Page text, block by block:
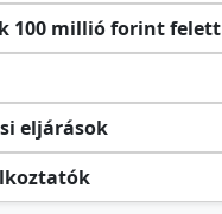
100 millió forint felett
eljárások